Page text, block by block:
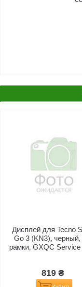
Дисплей для Tecno
Go 3 (KN3), черный,
рамки, GXQC
819 ₴